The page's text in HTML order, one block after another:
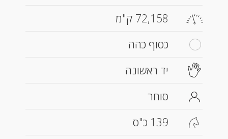
72,158 ק"מ
כסוף כהה
יד ראשונה
סוחר
139 כ"ס